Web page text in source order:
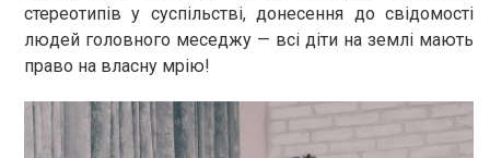
стереотипів у суспільстві, донесення до свідомості
людей головного меседжу — всі діти на землі мають
право на власну мрію!